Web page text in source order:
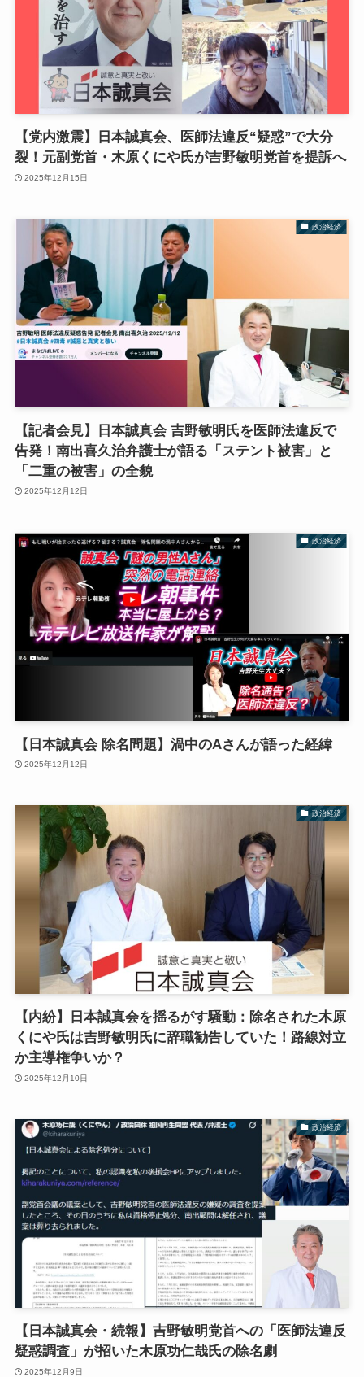
【党内激震】日本誠真会、医師法違反“疑惑”で大分
裂！元副党首・木原くにや氏が吉野敏明党首を提訴へ
2025年12月15日
政治経済
【記者会見】日本誠真会 吉野敏明氏を医師法違反で
告発！南出喜久治弁護士が語る「ステント被害」と
「二重の被害」の全貌
2025年12月12日
政治経済
【日本誠真会 除名問題】渦中のAさんが語った経緯
2025年12月12日
政治経済
【内紛】日本誠真会を揺るがす騒動：除名された木原
くにや氏は吉野敏明氏に辞職勧告していた！路線対立
か主導権争いか？
2025年12月10日
政治経済
【日本誠真会・続報】吉野敏明党首への「医師法違反
疑惑調査」が招いた木原功仁哉氏の除名劇
2025年12月9日